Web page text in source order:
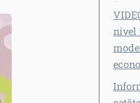
nivel